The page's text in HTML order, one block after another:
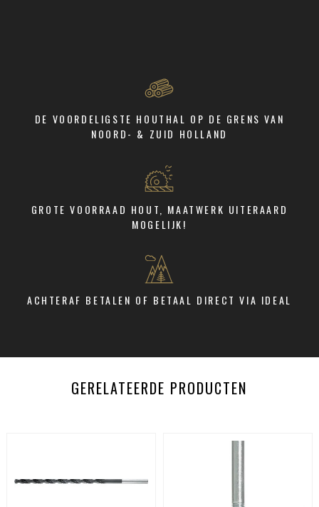
DE VOORDELIGSTE HOUTHAL OP DE GRENS VAN
NOORD- & ZUID HOLLAND
GROTE VOORRAAD HOUT, MAATWERK UITERAARD
MOGELIJK!
ACHTERAF BETALEN OF BETAAL DIRECT VIA IDEAL
GERELATEERDE PRODUCTEN